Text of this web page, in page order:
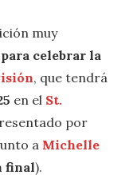
muy
celebrar la
, que tendrá
en el St.
por
a Michelle
final).